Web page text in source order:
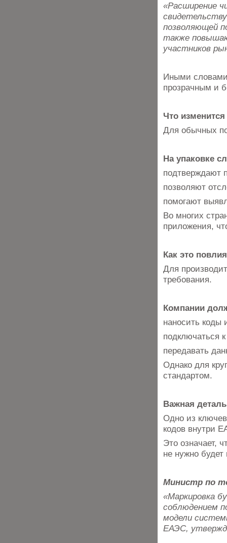
«Расширение
позволяющей
также
участников
Иными
прозрачным и
Что
Для обычных
На упаковке
подтверждают
позволяют
помогают
Во многих
приложения,
Как это
Для
требования.
Компании
наносить коды
подключаться
передавать
Однако для
стандартом.
Важная
Одно из
кодов внутри
Это означает,
не нужно
Министр по
«Маркировка
соблюдением
модели
ЕАЭС,